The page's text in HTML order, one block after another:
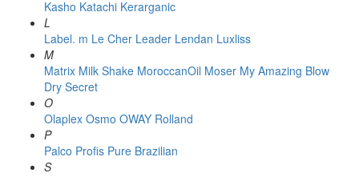
Kasho Katachi Kerarganic
L
Label. m Le Cher Leader Lendan Luxliss
M
Matrix Milk Shake MoroccanOil Moser My Amazing Blow
Dry Secret
O
Olaplex Osmo OWAY Rolland
P
Palco Profis Pure Brazilian
S